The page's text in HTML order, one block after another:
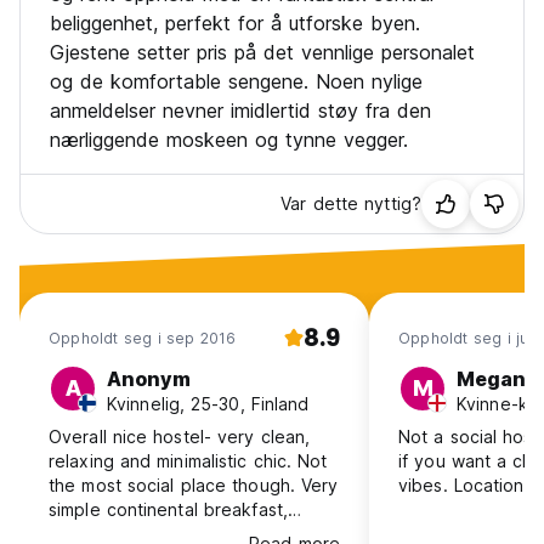
beliggenhet, perfekt for å utforske byen.
Gjestene setter pris på det vennlige personalet
og de komfortable sengene. Noen nylige
anmeldelser nevner imidlertid støy fra den
nærliggende moskeen og tynne vegger.
Var dette nyttig?
Oppholdt seg i sep 2016 8.9
A Anonym
Kvinnelig, 25-30, Finland
Overall nice hostel- very clean,
relaxing and minimalistic chic. Not
the most social place though. Very
simple continental breakfast,
would wish eggs added. And
Oppholdt seg i jul
M Megan
Not a social
if you want a
vibes. Location